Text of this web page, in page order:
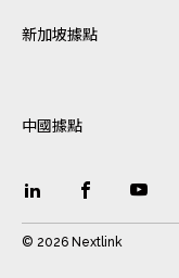
新加坡據點
中國據點
© 2026 Nextlink